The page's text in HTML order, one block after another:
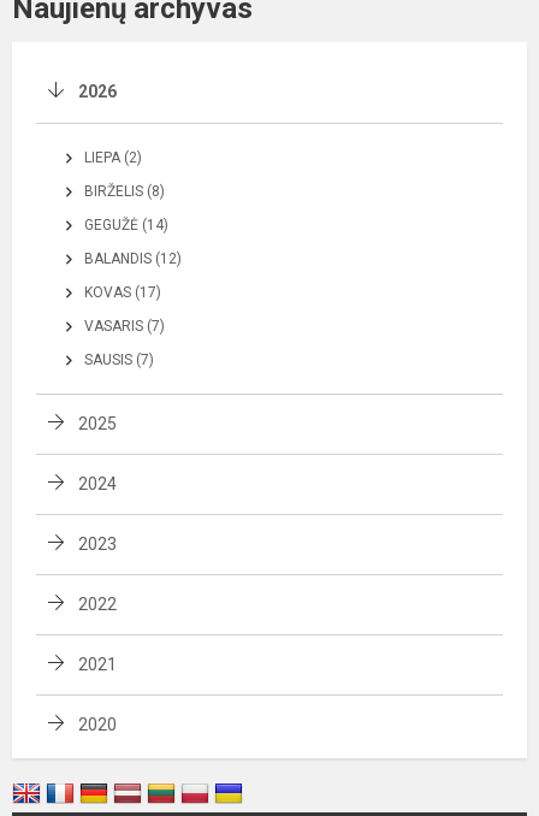
Naujienų archyvas
2026
LIEPA (2)
BIRŽELIS (8)
GEGUŽĖ (14)
BALANDIS (12)
KOVAS (17)
VASARIS (7)
SAUSIS (7)
2025
2024
2023
2022
2021
2020